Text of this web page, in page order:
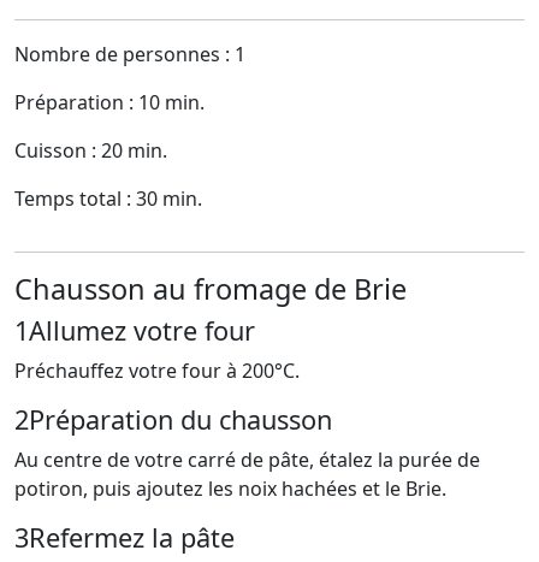
Nombre de personnes : 1
Préparation : 10 min.
Cuisson : 20 min.
Temps total : 30 min.
Chausson au fromage de Brie
1Allumez votre four
Préchauffez votre four à 200°C.
2Préparation du chausson
Au centre de votre carré de pâte, étalez la purée de
potiron, puis ajoutez les noix hachées et le Brie.
3Refermez la pâte